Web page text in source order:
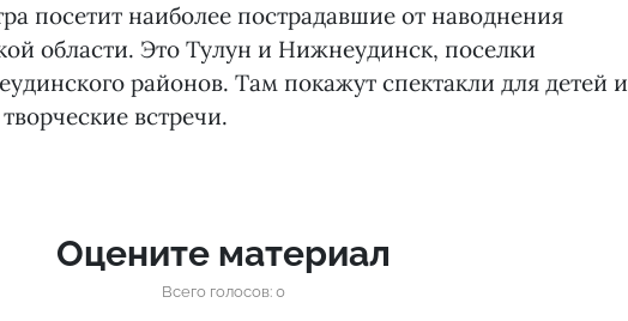
посетит наиболее пострадавшие от наводнения
области. Это Тулун и Нижнеудинск, поселки
районов. Там покажут спектакли для детей и
встречи.
Оцените материал
Всего голосов: 0